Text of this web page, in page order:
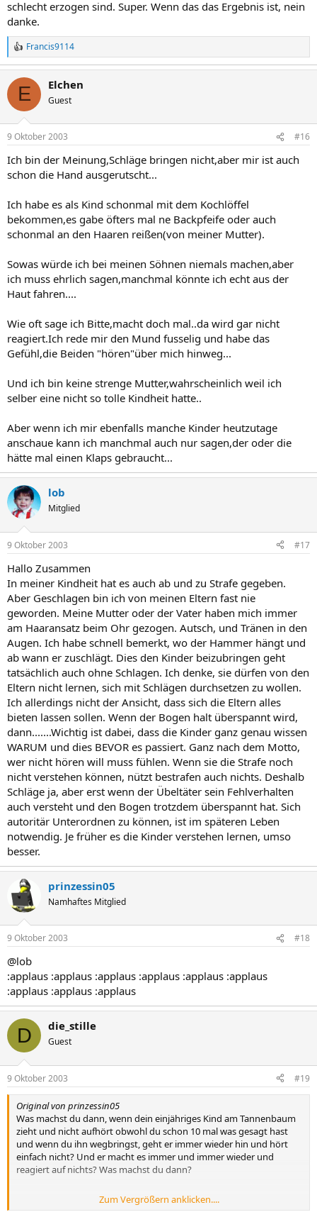
schlecht erzogen sind. Super. Wenn das das Ergebnis ist, nein
danke.
R
e
a
k
i
e
:
Francis9114
E Elchen
Guest
9 Oktober 2003 #16
Ich bin der Meinung,Schläge bringen nicht,aber mir ist auch
schon die Hand ausgerutscht...
Ich habe es als Kind schonmal mit dem Kochlöffel
bekommen,es gabe öfters mal ne Backpfeife oder auch
schonmal an den Haaren reißen(von meiner Mutter).
Sowas würde ich bei meinen Söhnen niemals machen,aber
ich muss ehrlich sagen,manchmal könnte ich echt aus der
Haut fahren....
Wie oft sage ich Bitte,macht doch mal..da wird gar nicht
reagiert.Ich rede mir den Mund fusselig und habe das
Gefühl,die Beiden "hören"über mich hinweg...
Und ich bin keine strenge Mutter,wahrscheinlich weil ich
selber eine nicht so tolle Kindheit hatte..
Aber wenn ich mir ebenfalls manche Kinder heutzutage
anschaue kann ich manchmal auch nur sagen,der oder die
hätte mal einen Klaps gebraucht...
lob
Mitglied
9 Oktober 2003 #17
Hallo Zusammen
In meiner Kindheit hat es auch ab und zu Strafe gegeben.
Aber Geschlagen bin ich von meinen Eltern fast nie
geworden. Meine Mutter oder der Vater haben mich immer
am Haaransatz beim Ohr gezogen. Autsch, und Tränen in den
Augen. Ich habe schnell bemerkt, wo der Hammer hängt und
ab wann er zuschlägt. Dies den Kinder beizubringen geht
tatsächlich auch ohne Schlagen. Ich denke, sie dürfen von den
Eltern nicht lernen, sich mit Schlägen durchsetzen zu wollen.
Ich allerdings nicht der Ansicht, dass sich die Eltern alles
bieten lassen sollen. Wenn der Bogen halt überspannt wird,
dann.......Wichtig ist dabei, dass die Kinder ganz genau wissen
WARUM und dies BEVOR es passiert. Ganz nach dem Motto,
wer nicht hören will muss fühlen. Wenn sie die Strafe noch
nicht verstehen können, nützt bestrafen auch nichts. Deshalb
Schläge ja, aber erst wenn der Übeltäter sein Fehlverhalten
auch versteht und den Bogen trotzdem überspannt hat. Sich
autoritär Unterordnen zu können, ist im späteren Leben
notwendig. Je früher es die Kinder verstehen lernen, umso
besser.
prinzessin05
Namhaftes Mitglied
9 Oktober 2003 #18
@lob
:applaus :applaus :applaus :applaus :applaus :applaus
:applaus :applaus :applaus
D die_stille
Guest
9 Oktober 2003 #19
Original von prinzessin05
Was machst du dann, wenn dein einjähriges Kind am Tannenbaum
zieht und nicht aufhört obwohl du schon 10 mal was gesagt hast
und wenn du ihn wegbringst, geht er immer wieder hin und hört
einfach nicht? Und er macht es immer und immer wieder und
reagiert auf nichts? Was machst du dann?
Zum Vergrößern anklicken....